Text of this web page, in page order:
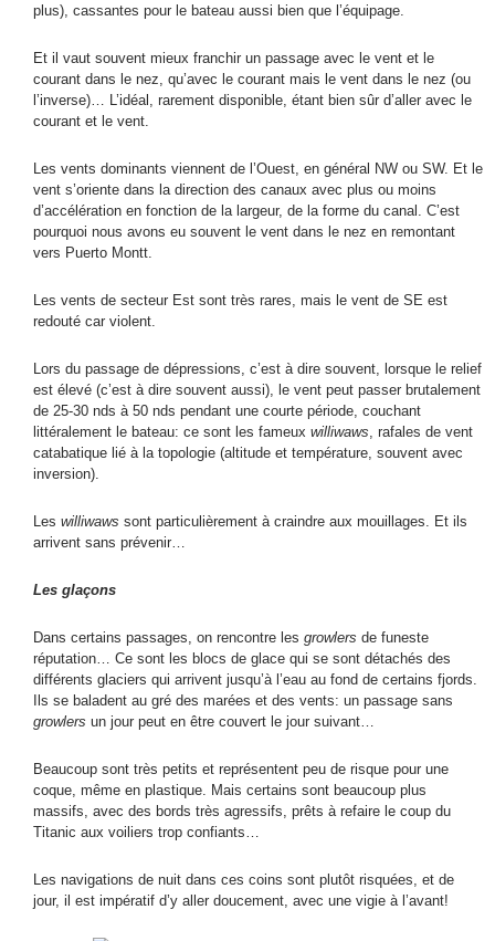
plus), cassantes pour le bateau aussi bien que l’équipage.
Et il vaut souvent mieux franchir un passage avec le vent et le
courant dans le nez, qu’avec le courant mais le vent dans le nez (ou
l’inverse)… L’idéal, rarement disponible, étant bien sûr d’aller avec le
courant et le vent.
Les vents dominants viennent de l’Ouest, en général NW ou SW. Et le
vent s’oriente dans la direction des canaux avec plus ou moins
d’accélération en fonction de la largeur, de la forme du canal. C’est
pourquoi nous avons eu souvent le vent dans le nez en remontant
vers Puerto Montt.
Les vents de secteur Est sont très rares, mais le vent de SE est
redouté car violent.
Lors du passage de dépressions, c’est à dire souvent, lorsque le relief
est élevé (c’est à dire souvent aussi), le vent peut passer brutalement
de 25-30 nds à 50 nds pendant une courte période, couchant
littéralement le bateau: ce sont les fameux williwaws , rafales de vent
catabatique lié à la topologie (altitude et température, souvent avec
inversion).
Les williwaws sont particulièrement à craindre aux mouillages. Et ils
arrivent sans prévenir…
Les glaçons
Dans certains passages, on rencontre les growlers de funeste
réputation… Ce sont les blocs de glace qui se sont détachés des
différents glaciers qui arrivent jusqu’à l’eau au fond de certains fjords.
Ils se baladent au gré des marées et des vents: un passage sans
growlers un jour peut en être couvert le jour suivant…
Beaucoup sont très petits et représentent peu de risque pour une
coque, même en plastique. Mais certains sont beaucoup plus
massifs, avec des bords très agressifs, prêts à refaire le coup du
Titanic aux voiliers trop confiants…
Les navigations de nuit dans ces coins sont plutôt risquées, et de
jour, il est impératif d’y aller doucement, avec une vigie à l’avant!